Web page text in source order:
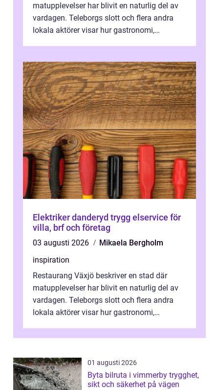
matupplevelser har blivit en naturlig del av
vardagen. Teleborgs slott och flera andra
lokala aktörer visar hur gastronomi,
Elektriker danderyd trygg elservice för
villa, brf och företag
03 augusti 2026
Mikaela Bergholm
inspiration
Restaurang Växjö beskriver en stad där
matupplevelser har blivit en naturlig del av
vardagen. Teleborgs slott och flera andra
lokala aktörer visar hur gastronomi,
01 augusti 2026
Byta bilruta i vimmerby trygghet,
sikt och säkerhet på vägen